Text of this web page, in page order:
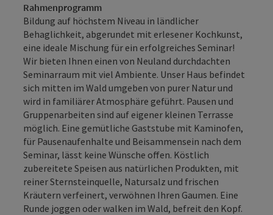
Rahmenprogramm
Bildung auf höchstem Niveau in ländlicher
Behaglichkeit, abgerundet mit erlesener Kochkunst,
eine ideale Mischung für ein erfolgreiches Seminar!
Wir bieten Ihnen einen von Neuland durchdachten
Seminarraum mit viel Ambiente. Unser Haus befindet
sich mitten im Wald umgeben von purer Natur und
wird in familiärer Atmosphäre geführt. Pausen und
Gruppenarbeiten sind auf eigener kleinen Terrasse
möglich. Eine gemütliche Gaststube mit Kaminofen,
für Pausenaufenhalte und Beisammensein nach dem
Seminar, lässt keine Wünsche offen. Köstlich
zubereitete Speisen aus natürlichen Produkten, mit
reiner Sternsteinquelle, Natursalz und frischen
Kräutern verfeinert, verwöhnen Ihren Gaumen. Eine
Runde joggen oder walken im Wald, befreit den Kopf.